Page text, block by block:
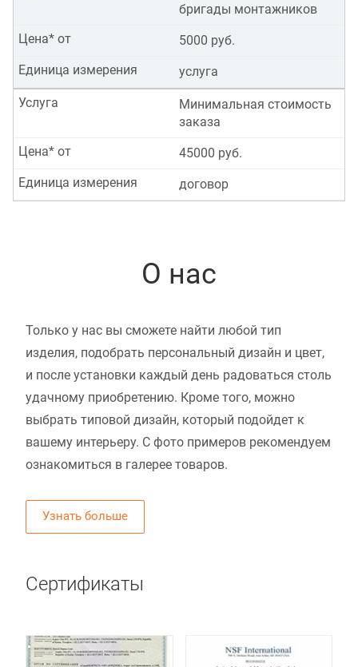
бригады монтажников
5000 руб.
Цена* от
услуга
Единица измерения
Минимальная стоимость
заказа
Услуга
45000 руб.
Цена* от
договор
Единица измерения
О нас
Только у нас вы сможете найти любой тип
изделия, подобрать персональный дизайн и цвет,
и после установки каждый день радоваться столь
удачному приобретению. Кроме того, можно
выбрать типовой дизайн, который подойдет к
вашему интерьеру. С фото примеров рекомендуем
ознакомиться в галерее товаров.
Узнать больше
Сертификаты